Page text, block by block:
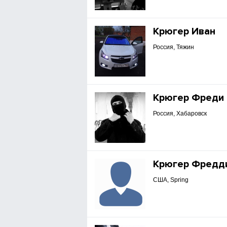
Крюгер Иван
Россия, Тяжин
Крюгер Фреди
Россия, Хабаровск
Крюгер
США, Spring